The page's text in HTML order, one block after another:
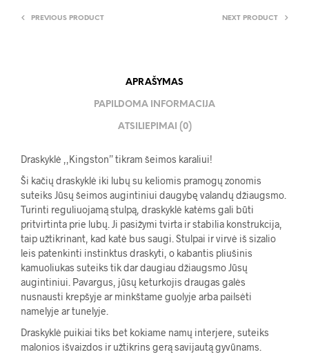
PREVIOUS PRODUCT NEXT PRODUCT
APRAŠYMAS
PAPILDOMA INFORMACIJA
ATSILIEPIMAI (0)
Draskyklė ,,Kingston” tikram šeimos karaliui!
Ši kačių draskyklė iki lubų su keliomis pramogų zonomis
suteiks Jūsų šeimos augintiniui daugybę valandų džiaugsmo.
Turinti reguliuojamą stulpą, draskyklė katėms gali būti
pritvirtinta prie lubų. Ji pasižymi tvirta ir stabilia konstrukcija,
taip užtikrinant, kad katė bus saugi. Stulpai ir virvė iš sizalio
leis patenkinti instinktus draskyti, o kabantis pliušinis
kamuoliukas suteiks tik dar daugiau džiaugsmo Jūsų
augintiniui. Pavargus, jūsų keturkojis draugas galės
nusnausti krepšyje ar minkštame guolyje arba pailsėti
namelyje ar tunelyje.
Draskyklė puikiai tiks bet kokiame namų interjere, suteiks
malonios išvaizdos ir užtikrins gerą savijautą gyvūnams.